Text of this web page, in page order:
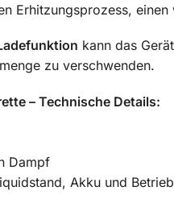
Erhitzungsprozess,
kann das
zu verschwenden.
– Technische Details:
Dampf
Akku und